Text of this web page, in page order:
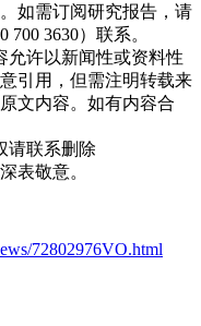
如需订阅研究报告，请
3630）联系。
允许以新闻性或资料性
引用，但需注明转载来
文内容。如有内容合
请联系删除
表敬意。
72802976VO.html